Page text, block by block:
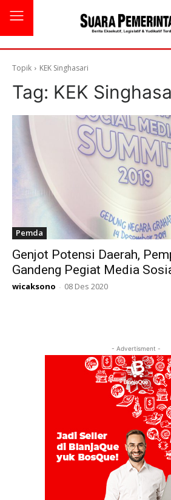
Topik KEK Singhasari
Tag: KEK
Pemda
Genjot Potensi Daerah,
Gandeng Pegiat Media
wicaksono - 08 Des 2020
- Advertisment -